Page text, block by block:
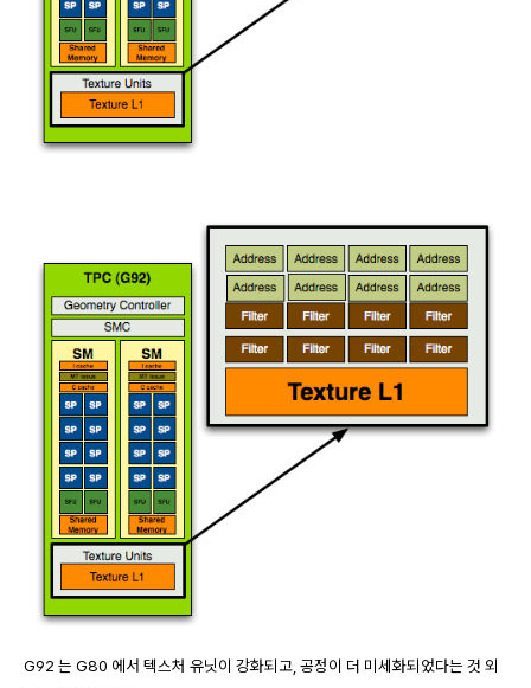
G92 는 G80 에서 텍스처 유닛이 강화되고, 공정이 더 미세화되었다는 것 외